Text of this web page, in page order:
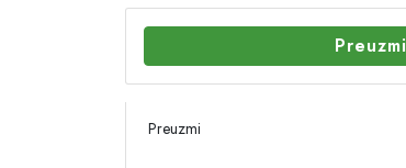
Preuzmi
Preuzmi